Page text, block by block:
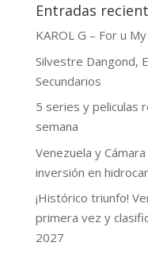
Entradas
KAROL G – For u
Silvestre Dangond,
Secundarios
5 series y peliculas
semana
Venezuela y
inversión en
¡Histórico triunfo!
primera vez y
2027